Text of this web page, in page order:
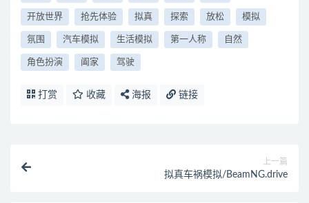
开放世界 抢先体验 拟真 探索 放松 模拟
氛围 汽车模拟 生活模拟 第一人称 自然
角色扮演 阖家 驾驶
打赏 收藏 海报 链接
上一篇
拟真车祸模拟/BeamNG.drive